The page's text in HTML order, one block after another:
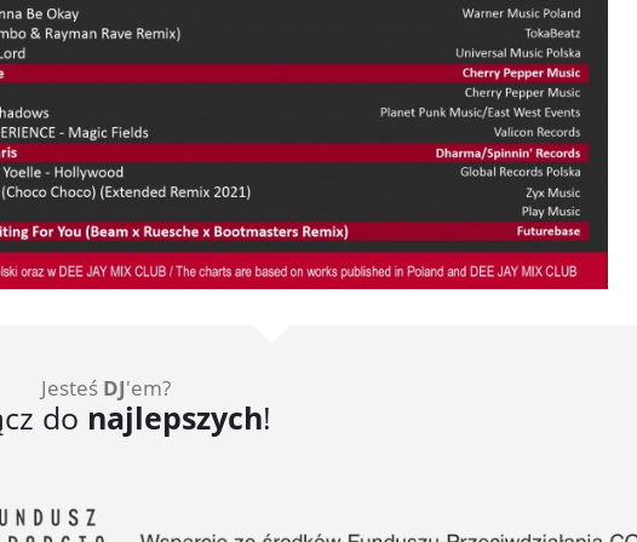
Jesteś DJ'em?
do najlepszych!